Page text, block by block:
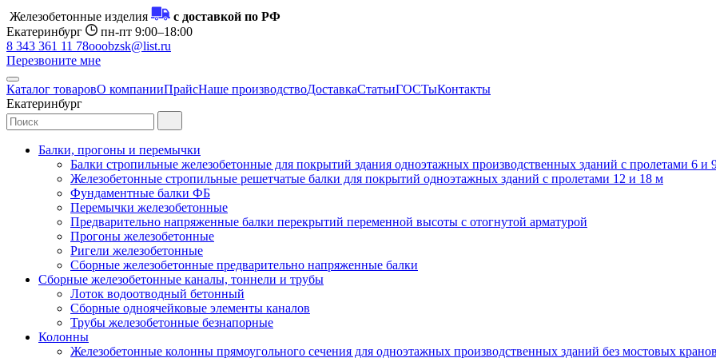
Железобетонные изделия
с доставкой по РФ
Екатеринбург
пн-пт 9:00–18:00
8 343 361 11 78ooobzsk@list.ru
Перезвоните мне
Каталог товаровО компанииПрайсНаше производствоДоставкаСтатьиГОСТыКонтакты
Екатеринбург
Балки, прогоны и перемычки
Балки стропильные железобетонные для покрытий здания одноэтажных производственных зданий с пролетами 6
Железобетонные стропильные решетчатые балки для покрытий одноэтажных зданий с пролетами 12 и 18 м
Фундаментные балки ФБ
Перемычки железобетонные
Предварительно напряженные балки перекрытий переменной высоты с отогнутой арматурой
Прогоны железобетонные
Ригели железобетонные
Сборные железобетонные предварительно напряженные балки
Сборные железобетонные каналы, тоннели и трубы
Лоток водоотводный бетонный
Сборные одноячейковые элементы каналов
Трубы железобетонные безнапорные
Колонны
Железобетонные колонны прямоугольного сечения для одноэтажных производственных зданий без мостовых кранов